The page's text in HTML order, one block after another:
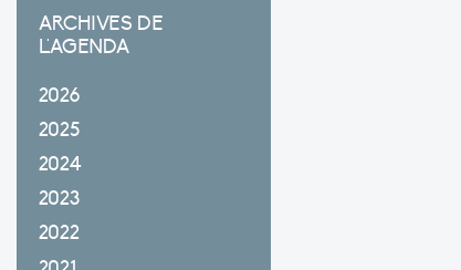
ARCHIVES DE
L'AGENDA
2026
2025
2024
2023
2022